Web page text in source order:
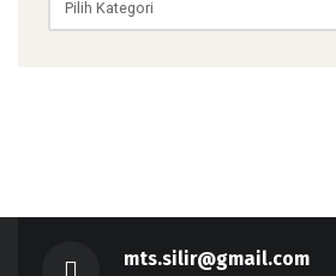
Unggulan
mts.silir@gmail.com